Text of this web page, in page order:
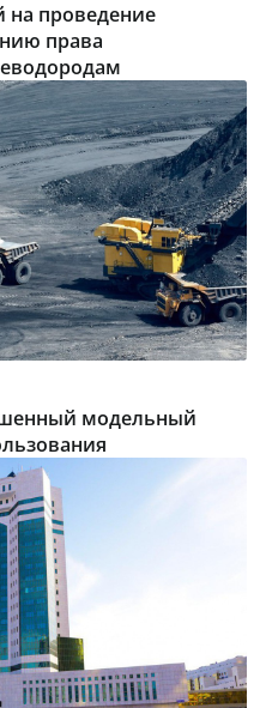
на проведение
по углеводородам
модельный